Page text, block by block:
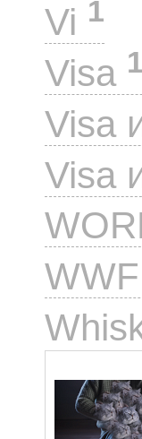
Vi 1
Visa
Visa
Visa